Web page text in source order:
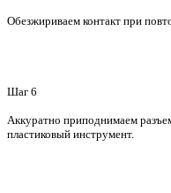
Обезжириваем контакт при
Шаг 6
Аккуратно приподнимаем
пластиковый инструмент.